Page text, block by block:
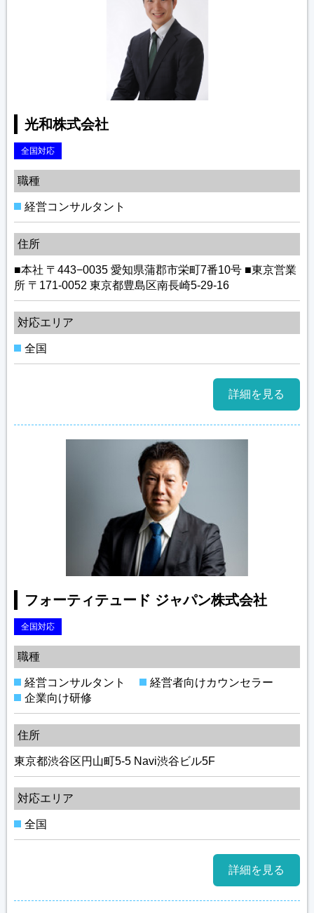
光和株式会社
全国対応
職種
経営コンサルタント
住所
■本社 〒443−0035 愛知県蒲郡市栄町7番10号 ■東京営業
所 〒171-0052 東京都豊島区南長崎5-29-16
対応エリア
全国
詳細を見る
フォーティテュード ジャパン株式会社
全国対応
職種
経営コンサルタント
経営者向けカウンセラー
企業向け研修
住所
東京都渋谷区円山町5-5 Navi渋谷ビル5F
対応エリア
全国
詳細を見る